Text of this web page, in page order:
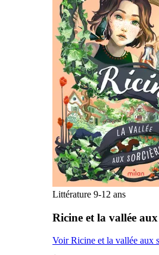
Littérature 9-12 ans
Ricine et la vallée aux
Voir Ricine et la vallée aux